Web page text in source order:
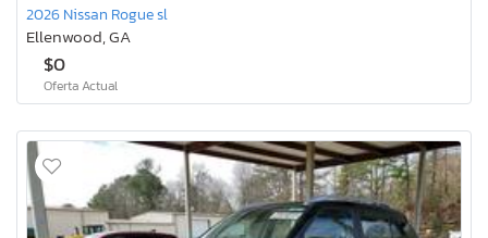
2026 Nissan Rogue sl
Ellenwood, GA
$0
Oferta Actual